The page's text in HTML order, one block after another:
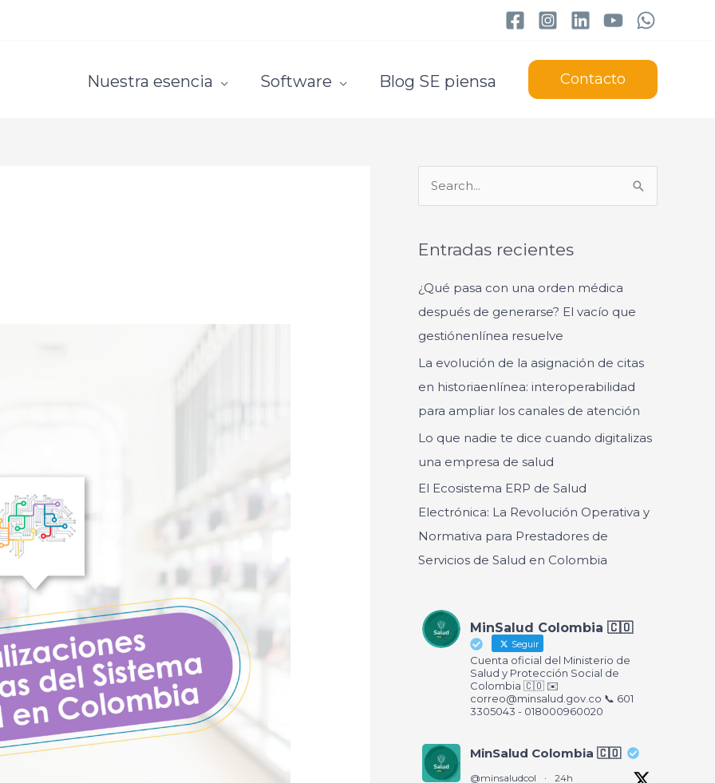
Nuestra esencia Software Blog SE piensa Contacto
c
a
r
p
o
Entradas recientes
¿Qué pasa con una orden médica
después de generarse? El vacío que
gestiónenlínea resuelve
La evolución de la asignación de citas
en historiaenlínea: interoperabilidad
para ampliar los canales de atención
Lo que nadie te dice cuando digitalizas
una empresa de salud
El Ecosistema ERP de Salud
Electrónica: La Revolución Operativa y
Normativa para Prestadores de
Servicios de Salud en Colombia
MinSalud Colombia 🇨🇴
Seguir
Cuenta oficial del Ministerio de
Salud y Protección Social de
Colombia 🇨🇴 ✉️
correo@minsalud.gov.co 📞 601
3305043 - 018000960020
MinSalud Colombia 🇨🇴
@minsaludcol · 24h